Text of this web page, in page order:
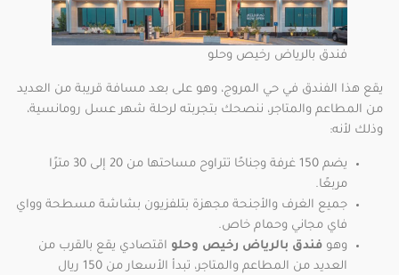
فندق بالرياض رخيص وحلو
يقع هذا الفندق في حي المروج، وهو على بعد مسافة قريبة من العديد
من المطاعم والمتاجر، ننصحك بتجربته لرحلة شهر عسل رومانسية،
وذلك لأنه:
يضم 150 غرفة وجناحًا تتراوح مساحتها من 20 إلى 30 مترًا
مربعًا.
جميع الغرف والأجنحة مجهزة بتلفزيون بشاشة مسطحة وواي
فاي مجاني وحمام خاص.
وهو فندق بالرياض رخيص وحلو اقتصادي يقع بالقرب من
العديد من المطاعم والمتاجر، تبدأ الأسعار من 150 ريال